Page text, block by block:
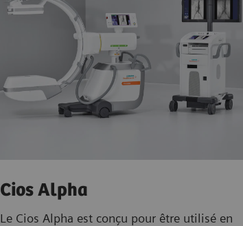
Cios Alpha
Le Cios Alpha est conçu pour être utilisé en